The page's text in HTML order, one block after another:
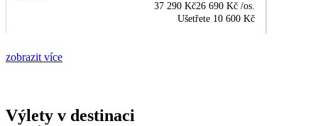
37 290 Kč26 690 Kč /os.
Ušetřete 10 600 Kč
zobrazit více
Výlety v destinaci